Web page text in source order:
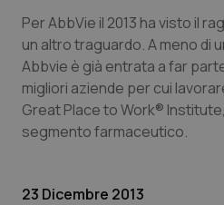
Sardegna
Sicilia
Toscana
Malattia di Crohn &
Neuroscienze &
Obesità
Per AbbVie il 2013 ha visto il
un altro traguardo. A meno di
Abbvie è già entrata a far
migliori aziende per cui
Great Place to Work®
segmento farmaceutico.
23 Dicembre 2013